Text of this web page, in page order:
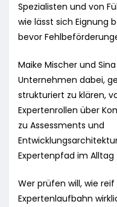
Spezialisten und von
wie lässt sich Eignung
bevor
Maike Mischer und
Unternehmen dabei,
strukturiert zu klären,
Expertenrollen über
zu Assessments und
Expertenpfad im
Wer prüfen will, wie
Expertenlaufbahn